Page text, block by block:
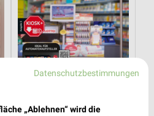
Datenschutzbestimmungen
„Ablehnen“ wird die